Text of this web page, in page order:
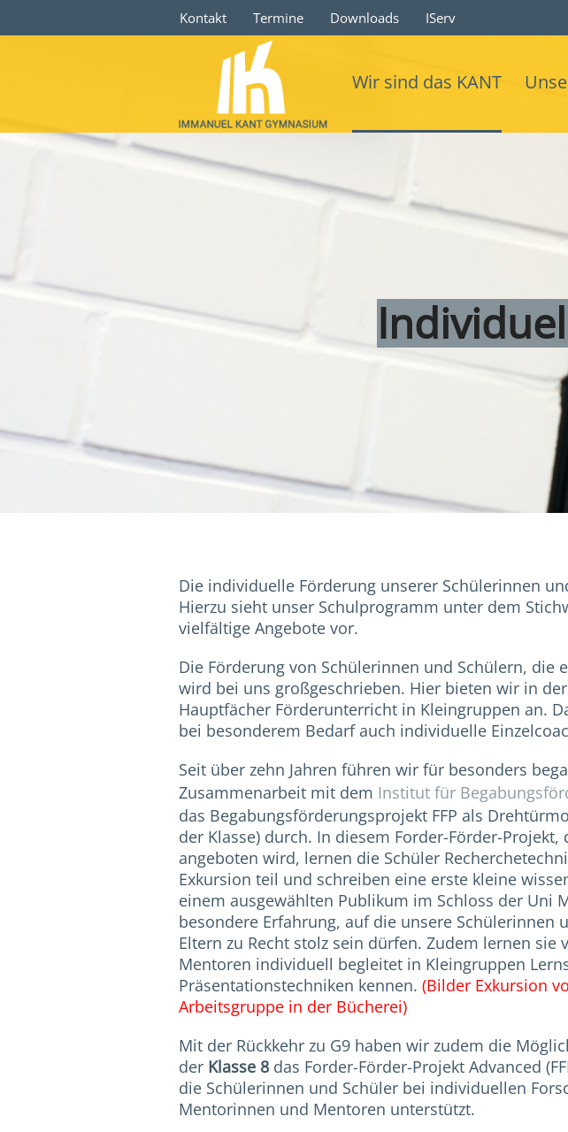
Kontakt Termine Downloads IServ
Wir sind das KANT
Die individuelle Förderung unserer Schülerinnen
Hierzu sieht unser Schulprogramm unter dem
vielfältige Angebote vor.
Die Förderung von Schülerinnen und Schülern, die
wird bei uns großgeschrieben. Hier bieten wir in
Hauptfächer Förderunterricht in Kleingruppen an.
bei besonderem Bedarf auch individuelle
Seit über zehn Jahren führen wir für besonders
Zusammenarbeit mit dem Institut für
das Begabungsförderungsprojekt FFP als
der Klasse) durch. In diesem Forder-Förder-Projekt,
angeboten wird, lernen die Schüler
Exkursion teil und schreiben eine erste kleine
einem ausgewählten Publikum im Schloss der Uni
besondere Erfahrung, auf die unsere Schülerinnen
Eltern zu Recht stolz sein dürfen. Zudem lernen
Mentoren individuell begleitet in Kleingruppen
Präsentationstechniken kennen. (Bilder Exkursion
Arbeitsgruppe in der Bücherei)
Mit der Rückkehr zu G9 haben wir zudem die
der Klasse 8 das Forder-Förder-Projekt Advanced
die Schülerinnen und Schüler bei individuellen
Mentorinnen und Mentoren unterstützt.